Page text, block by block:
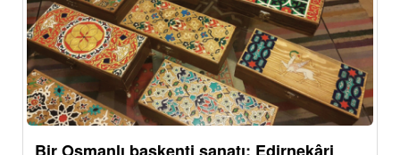
Bir Osmanlı başkenti sanatı: Edirnekâri